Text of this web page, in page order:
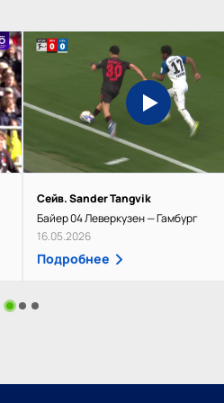
Сейв. Sander Tangvik
Байер 04 Леверкузен — Гамбург
16.05.2026
Подробнее